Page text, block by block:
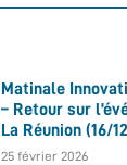
Matinale
– Retour sur
La Réunion (16/
25 février 2026